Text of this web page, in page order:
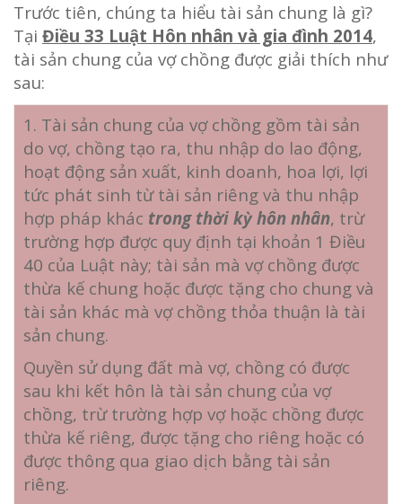
Trước tiên, chúng ta hiểu tài sản chung là gì?
Tại Điều 33 Luật Hôn nhân và gia đình 2014,
tài sản chung của vợ chồng được giải thích như
sau:
1. Tài sản chung của vợ chồng gồm tài sản
do vợ, chồng tạo ra, thu nhập do lao động,
hoạt động sản xuất, kinh doanh, hoa lợi, lợi
tức phát sinh từ tài sản riêng và thu nhập
hợp pháp khác trong thời kỳ hôn nhân, trừ
trường hợp được quy định tại khoản 1 Điều
40 của Luật này; tài sản mà vợ chồng được
thừa kế chung hoặc được tặng cho chung và
tài sản khác mà vợ chồng thỏa thuận là tài
sản chung.
Quyền sử dụng đất mà vợ, chồng có được
sau khi kết hôn là tài sản chung của vợ
chồng, trừ trường hợp vợ hoặc chồng được
thừa kế riêng, được tặng cho riêng hoặc có
được thông qua giao dịch bằng tài sản
riêng.